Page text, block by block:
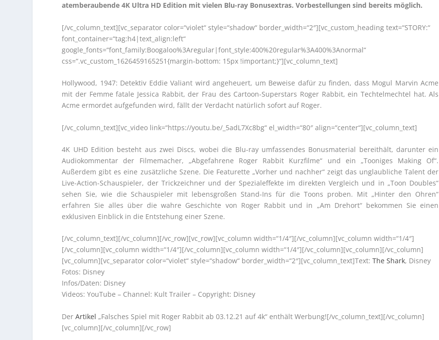
atemberaubende 4K Ultra HD Edition mit vielen Blu-ray Bonusextras. Vorbestellungen sind bereits möglich.
[/vc_column_text][vc_separator color=“violet“ style=“shadow“ border_width=“2″][vc_custom_heading text=“STORY:“
font_container=“tag:h4|text_align:left“
google_fonts=“font_family:Boogaloo%3Aregular|font_style:400%20regular%3A400%3Anormal“
css=“.vc_custom_1626459165251{margin-bottom: 15px !important;}“][vc_column_text]
Hollywood, 1947: Detektiv Eddie Valiant wird angeheuert, um Beweise dafür zu finden, dass Mogul Marvin Acme
mit der Femme fatale Jessica Rabbit, der Frau des Cartoon-Superstars Roger Rabbit, ein Techtelmechtel hat. Als
Acme ermordet aufgefunden wird, fällt der Verdacht natürlich sofort auf Roger.
[/vc_column_text][vc_video link=“https://youtu.be/_5adL7Xc8bg“ el_width=“80″ align=“center“][vc_column_text]
4K UHD Edition besteht aus zwei Discs, wobei die Blu-ray umfassendes Bonusmaterial bereithält, darunter ein
Audiokommentar der Filmemacher, „Abgefahrene Roger Rabbit Kurzfilme“ und ein „Tooniges Making Of“.
Außerdem gibt es eine zusätzliche Szene. Die Featurette „Vorher und nachher“ zeigt das unglaubliche Talent der
Live-Action-Schauspieler, der Trickzeichner und der Spezialeffekte im direkten Vergleich und in „Toon Doubles“
sehen Sie, wie die Schauspieler mit lebensgroßen Stand-Ins für die Toons proben. Mit „Hinter den Ohren“
erfahren Sie alles über die wahre Geschichte von Roger Rabbit und in „Am Drehort“ bekommen Sie einen
exklusiven Einblick in die Entstehung einer Szene.
[/vc_column_text][/vc_column][/vc_row][vc_row][vc_column width=“1/4″][/vc_column][vc_column width=“1/4″]
[/vc_column][vc_column width=“1/4″][/vc_column][vc_column width=“1/4″][/vc_column][vc_column][/vc_column]
[vc_column][vc_separator color=“violet“ style=“shadow“ border_width=“2″][vc_column_text]Text: The Shark, Disney
Fotos: Disney
Infos/Daten: Disney
Videos: YouTube – Channel: Kult Trailer – Copyright: Disney
DerArtikel „Falsches Spiel mit Roger Rabbit ab 03.12.21 auf 4k“ enthält Werbung![/vc_column_text][/vc_column]
[vc_column][/vc_column][/vc_row]